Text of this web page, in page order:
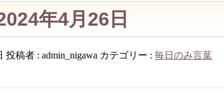
年4月26日
投稿者 : admin_nigawa カテゴリー : 毎日のみ言葉